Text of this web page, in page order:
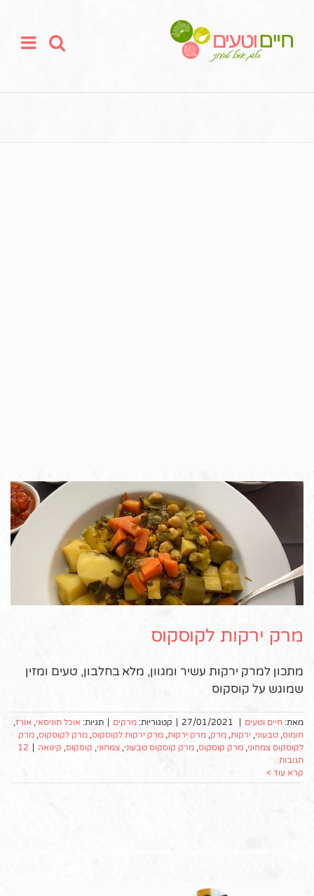
מרק ירקות לקוסקוס
מתכון למרק ירקות עשיר ומגוון, מלא בחלבון, טעים ומזין
שמוגש על קוסקוס
מאת: חיים וטעים 27/01/2021 קטגוריות: מרקים תגיות: אוכל תוניסאי, אורז,
חומוס, טבעוני, ירקות, מרק, מרק ירקות, מרק ירקות לקוסקוס, מרק לקוסקוס, מרק
לקוסקוס צמחוני, מרק קוסקוס, מרק קוסקוס טבעוני, צמחוני, קוסקוס, קינואה
12
תגובות
קרא עוד >